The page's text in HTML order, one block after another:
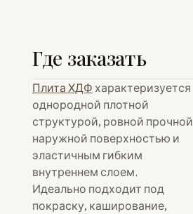
Где заказать
Плита ХДФ характеризуется
однородной плотной
структурой, ровной прочной
наружной поверхностью и
эластичным гибким
внутреннем слоем.
Идеально подходит под
покраску, каширование,